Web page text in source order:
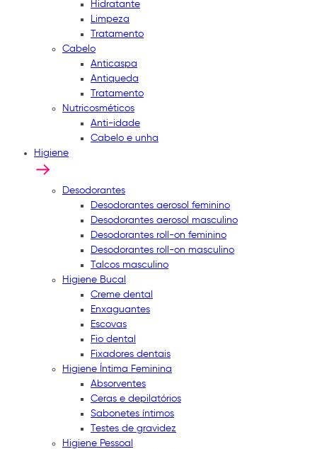
Hidratante
Limpeza
Tratamento
Cabelo
Anticaspa
Antiqueda
Tratamento
Nutricosméticos
Anti-idade
Cabelo e unha
Higiene
Desodorantes
Desodorantes aerosol feminino
Desodorantes aerosol masculino
Desodorantes roll-on feminino
Desodorantes roll-on masculino
Talcos masculino
Higiene Bucal
Creme dental
Enxaguantes
Escovas
Fio dental
Fixadores dentais
Higiene Íntima Feminina
Absorventes
Ceras e depilatórios
Sabonetes íntimos
Testes de gravidez
Higiene Pessoal